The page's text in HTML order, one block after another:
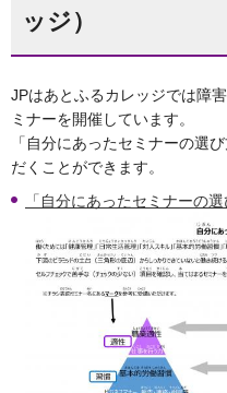
ッジ）
JPはあとふるカレッジでは障
ミナーを開催しています。
「自分にあったセミナーの選
だくことができます。
「自分にあったセミナーの